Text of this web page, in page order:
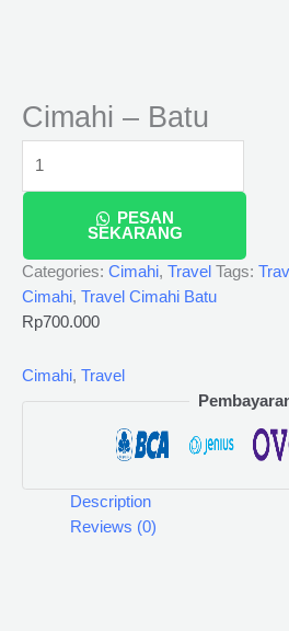
Cimahi – Batu
PESAN
SEKARANG
Categories: Cimahi, Travel Tags:
Cimahi, Travel Cimahi Batu
Rp700.000
Cimahi, Travel
Description
Reviews (0)